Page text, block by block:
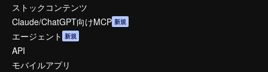
ストックコンテンツ
Claude/ChatGPT向けMCP 新規
エージェント 新規
API
モバイルアプリ